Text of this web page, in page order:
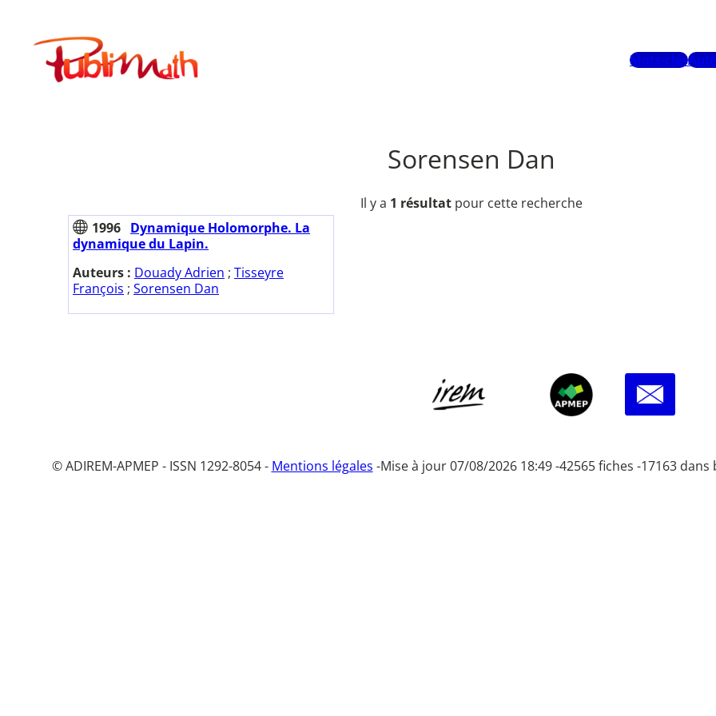
contenuPublimath
Mots-clés
Sorensen Dan
Il y a 1 résultat pour cette recherche
1996 Dynamique Holomorphe. La
dynamique du Lapin.
Auteurs : Douady Adrien ; Tisseyre
François ; Sorensen Dan
© ADIREM-APMEP - ISSN 1292-8054 - Mentions légales -Mise à jour 07/08/2026 18:49 -42565 fiches -17163